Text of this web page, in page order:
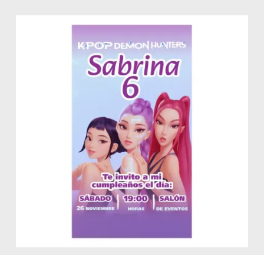
adicional.
¡Contáctanos por
WhatsApp!
Ver más invitaciones digitales